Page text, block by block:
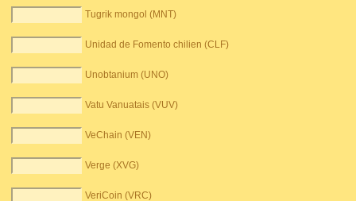
Tugrik mongol (MNT)
Unidad de Fomento chilien (CLF)
Unobtanium (UNO)
Vatu Vanuatais (VUV)
VeChain (VEN)
Verge (XVG)
VeriCoin (VRC)